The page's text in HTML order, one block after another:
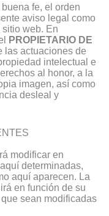
fe, el orden
aviso legal como
web. En
PROPIETARIO DE
las actuaciones de
intelectual e
al honor, a la
imagen, así como
desleal y
modificar en
determinadas,
aquí aparecen. La
en función de su
sean modificadas